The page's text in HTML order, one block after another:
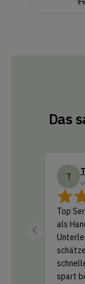
Das
T
Top
als
spart